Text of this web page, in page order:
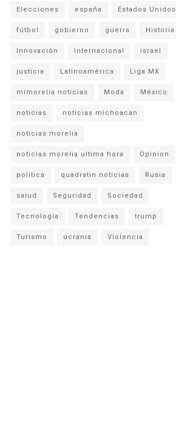
Elecciones españa Estados Unidos
fútbol gobierno guerra Historia
Innovación Internacional israel
justicia Latinoamérica Liga MX
mimorelia noticias Moda México
noticias noticias michoacan
noticias morelia
noticias morelia ultima hora Opinion
politica quadratin noticias Rusia
salud Seguridad Sociedad
Tecnología Tendencias trump
Turismo ucrania Violencia